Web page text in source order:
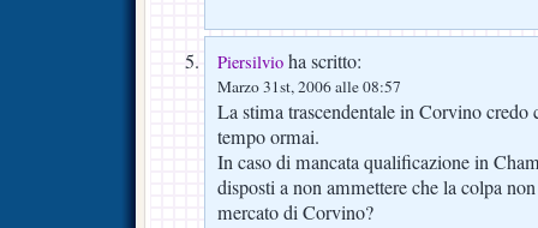
Piersilvio ha scritto:
Marzo 31st, 2006 alle 08:57
La stima trascendentale in Corvino credo
tempo ormai.
In caso di mancata qualificazione in
disposti a non ammettere che la colpa
mercato di Corvino?